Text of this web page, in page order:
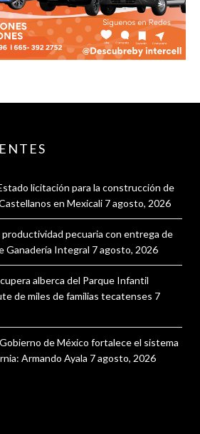
licitación para la construcción de
en Mexicali 7 agosto, 2026
productividad pecuaria con entrega de
Ganadería Integral 7 agosto, 2026
alberca del Parque Infantil
de miles de familias tecatenses 7
de México fortalece el sistema
Armando Ayala 7 agosto, 2026